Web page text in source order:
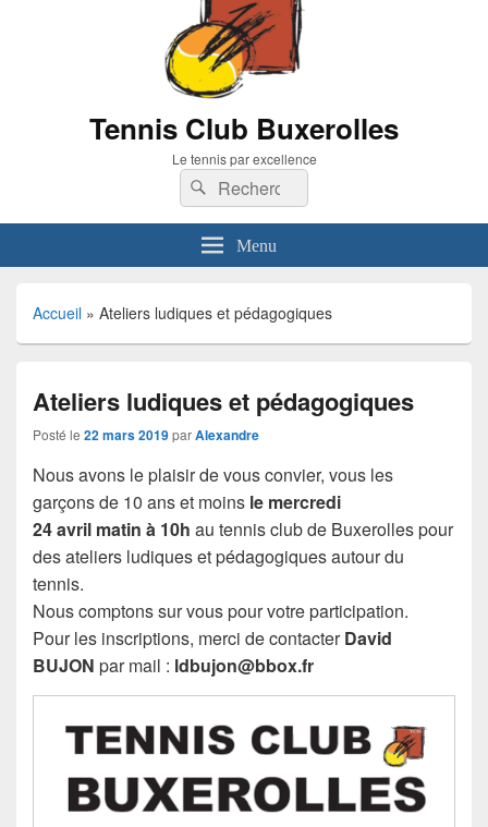
Tennis Club Buxerolles
Le tennis par excellence
Recherche :
Rechercher
Menu
Accueil » Ateliers ludiques et pédagogiques
Ateliers ludiques et pédagogiques
Posté le 22 mars 2019parAlexandre
Nous avons le plaisir de vous convier, vous les
garçons de 10 ans et moins le mercredi
24 avril matin à 10h au tennis club de Buxerolles pour
des ateliers ludiques et pédagogiques autour du
tennis.
Nous comptons sur vous pour votre participation.
Pour les inscriptions, merci de contacterDavid
BUJON par mail : ldbujon@bbox.fr